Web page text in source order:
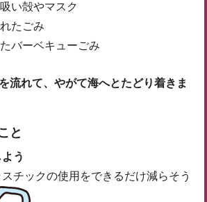
い殻やマスク
たごみ
バーベキューごみ
流れて、やがて海へとたどり着きま
と
う
チックの使用をできるだけ減らそう